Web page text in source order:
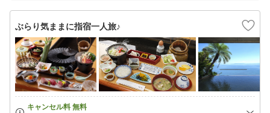
ぶらり気ままに指宿一人旅♪